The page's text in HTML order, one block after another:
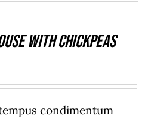
With Chickpeas
condimentum